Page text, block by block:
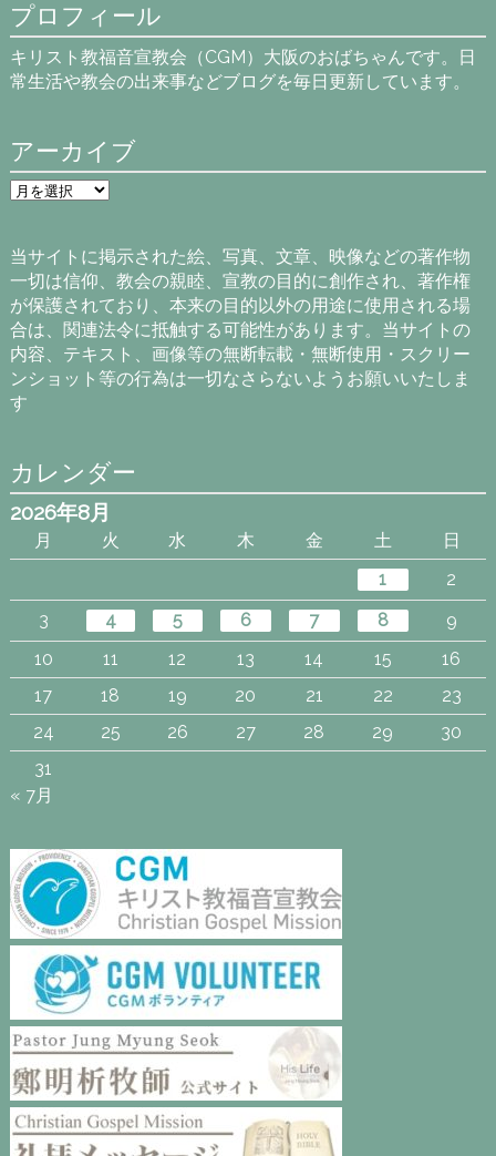
プロフィール
キリスト教福音宣教会（CGM）大阪のおばちゃんです。日
常生活や教会の出来事などブログを毎日更新しています。
アーカイブ
ア
ー
ブ
当サイトに掲示された絵、写真、文章、映像などの著作物
一切は信仰、教会の親睦、宣教の目的に創作され、著作権
が保護されており、本来の目的以外の用途に使用される場
合は、関連法令に抵触する可能性があります。当サイトの
内容、テキスト、画像等の無断転載・無断使用・スクリー
ンショット等の行為は一切なさらないようお願いいたしま
す
カレンダー
2026年8月
月 火 水 木 金 土
日
1
2
3
4 5 6 7 8
9
10
11 12 13 14 15
16
17
18 19 20 21 22
23
24
25 26 27 28 29
30
31
« 7月